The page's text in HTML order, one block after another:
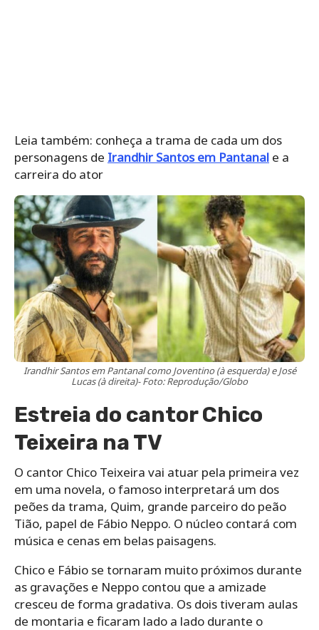
Leia também: conheça a trama de cada um dos
personagens de Irandhir Santos em Pantanal e a
carreira do ator
Irandhir Santos em Pantanal como Joventino (à esquerda) e José
Lucas (à direita)- Foto: Reprodução/Globo
Estreia do cantor Chico
Teixeira na TV
O cantor Chico Teixeira vai atuar pela primeira vez
em uma novela, o famoso interpretará um dos
peões da trama, Quim, grande parceiro do peão
Tião, papel de Fábio Neppo. O núcleo contará com
música e cenas em belas paisagens.
Chico e Fábio se tornaram muito próximos durante
as gravações e Neppo contou que a amizade
cresceu de forma gradativa. Os dois tiveram aulas
de montaria e ficaram lado a lado durante o